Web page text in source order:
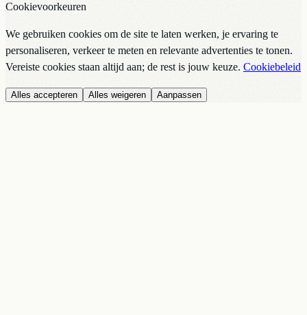
Cookievoorkeuren
We gebruiken cookies om de site te laten werken, je ervaring te
personaliseren, verkeer te meten en relevante advertenties te tonen.
Vereiste cookies staan altijd aan; de rest is jouw keuze. Cookiebeleid
Alles accepteren Alles weigeren Aanpassen